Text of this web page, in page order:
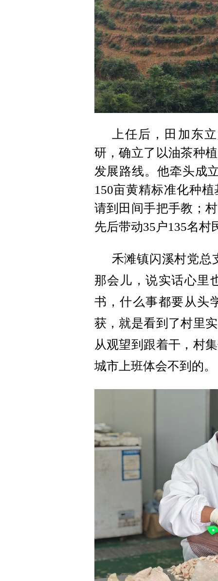
上任后，田加东
研，确立了以油茶种
发展路线。他牵头成
150亩黄精标准化种
请到田间手把手教；
先后带动35户135名村
禾滩镇闪溪村党
那会儿，说实话心里
书，什么事都要从头
获，就是看到了村里
从观望到跟着干，村
城市上班体会不到的。